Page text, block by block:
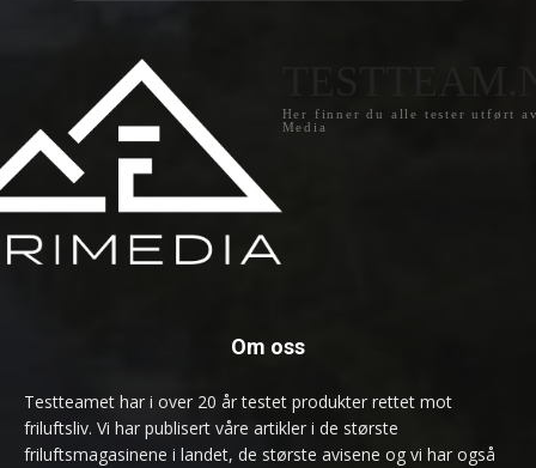
Her finner du alle tester utført
Media
Om oss
Testteamet har i over 20 år testet produkter rettet mot
friluftsliv. Vi har publisert våre artikler i de største
friluftsmagasinene i landet, de største avisene og vi har også